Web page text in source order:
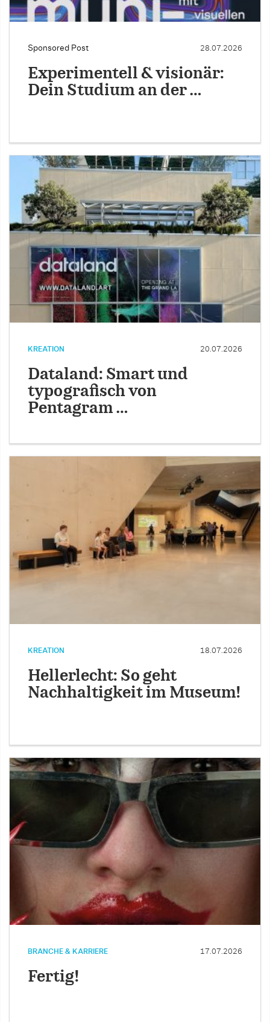
Sponsored Post 28.07.2026
Experimentell & visionär:
Dein Studium an der …
KREATION 20.07.2026
Dataland: Smart und
typografisch von
Pentagram …
KREATION 18.07.2026
Hellerlecht: So geht
Nachhaltigkeit im Museum!
BRANCHE & KARRIERE 17.07.2026
Fertig!